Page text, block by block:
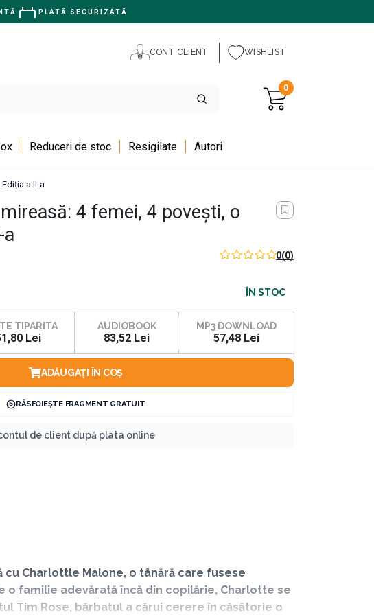
PLATĂ SECURIZATĂ
CONT CLIENT WISHLIST
0
Reduceri de stoc Resigilate Autori
a II-a
4 femei, 4 povești, o
0(0)
ÎN STOC
TIPARITA
Lei
AUDIOBOOK
83,52 Lei
MP3 DOWNLOAD
57,48 Lei
ADĂUGAȚI ÎN COȘ
RĂSFOIEȘTE FRAGMENT GRATUIT
de client după plata online
cu Charlottle Malone, o tânără care fusese
o familie adevărată încă din copilărie, Charlotte se
Tim Rose, bărbatul a cărui cerere în căsătorie o